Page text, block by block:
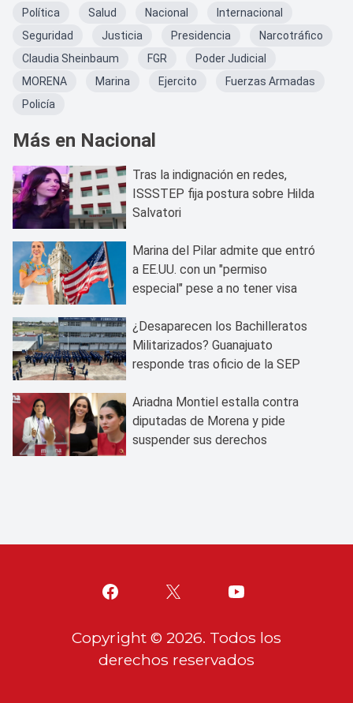
Política Salud Nacional
Internacional
Seguridad
Justicia Presidencia
Narcotráfico
Claudia Sheinbaum
FGR
Poder Judicial
MORENA
Marina Ejercito
Fuerzas Armadas
Policía
Más en Nacional
Tras la indignación en redes,
ISSSTEP fija postura sobre Hilda
Salvatori
Marina del Pilar admite que entró
a EE.UU. con un "permiso
especial" pese a no tener visa
¿Desaparecen los Bachilleratos
Militarizados? Guanajuato
responde tras oficio de la SEP
Ariadna Montiel estalla contra
diputadas de Morena y pide
suspender sus derechos
Copyright © 2026. Todos los
derechos reservados